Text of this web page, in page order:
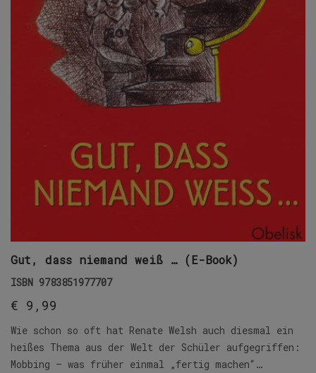
Gut, dass niemand weiß … (E-Book)
ISBN 9783851977707
€ 9,99
Wie schon so oft hat Renate Welsh auch diesmal ein
heißes Thema aus der Welt der Schüler aufgegriffen:
Mobbing – was früher einmal „fertig machen“…